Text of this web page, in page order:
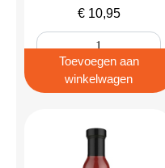
€10,95
Toevoegen aan
winkelwagen